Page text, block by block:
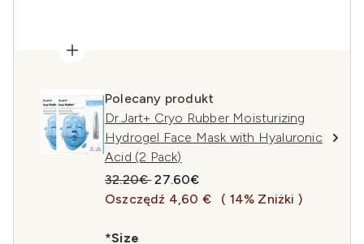
Polecany produkt
Dr.Jart+ Cryo Rubber Moisturizing
Hydrogel Face Mask with Hyaluronic
Acid (2 Pack)
Sugerowana cena detaliczna:
32.20€Aktualna cena:
27.60€
Oszczędź 4,60 €
( 14% Zniżki )
*Size